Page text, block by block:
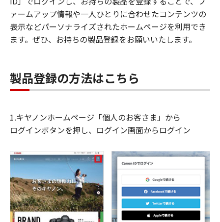
ァームアップ情報や一人ひとりに合わせたコンテンツの
表示などパーソナライズされたホームページを利用でき
ます。ぜひ、お持ちの製品登録をお願いいたします。
製品登録の方法はこちら
1.キヤノンホームページ「個人のお客さま」から
ログインボタンを押し、ログイン画面からログイン